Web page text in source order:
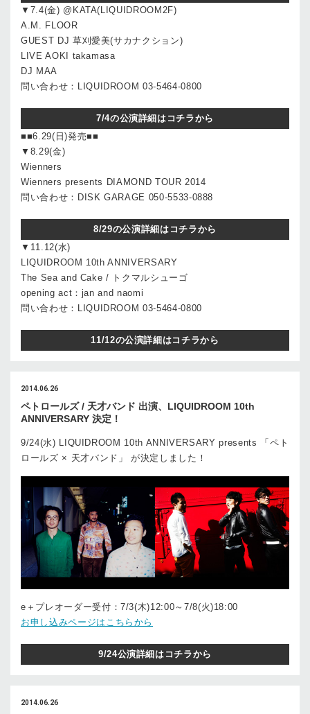
▼7.4(金) @KATA(LIQUIDROOM2F)
A.M. FLOOR
GUEST DJ 草刈愛美(サカナクション)
LIVE AOKI takamasa
DJ MAA
問い合わせ：LIQUIDROOM 03-5464-0800
7/4の公演詳細はコチラから
■■6.29(日)発売■■
▼8.29(金)
Wienners
Wienners presents DIAMOND TOUR 2014
問い合わせ：DISK GARAGE 050-5533-0888
8/29の公演詳細はコチラから
▼11.12(水)
LIQUIDROOM 10th ANNIVERSARY
The Sea and Cake / トクマルシューゴ
opening act：jan and naomi
問い合わせ：LIQUIDROOM 03-5464-0800
11/12の公演詳細はコチラから
2014.06.26
ペトロールズ / 天才バンド 出演、LIQUIDROOM 10th
ANNIVERSARY 決定！
9/24(水) LIQUIDROOM 10th ANNIVERSARY presents 「ペト
ロールズ × 天才バンド」 が決定しました！
e＋プレオーダー受付：7/3(木)12:00～7/8(火)18:00
お申し込みページはこちらから
9/24公演詳細はコチラから
2014.06.26